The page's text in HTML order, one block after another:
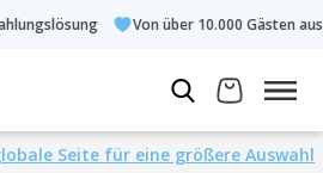
Von über 10.000 Gästen ausgewählt
Seite für eine größere Auswahl